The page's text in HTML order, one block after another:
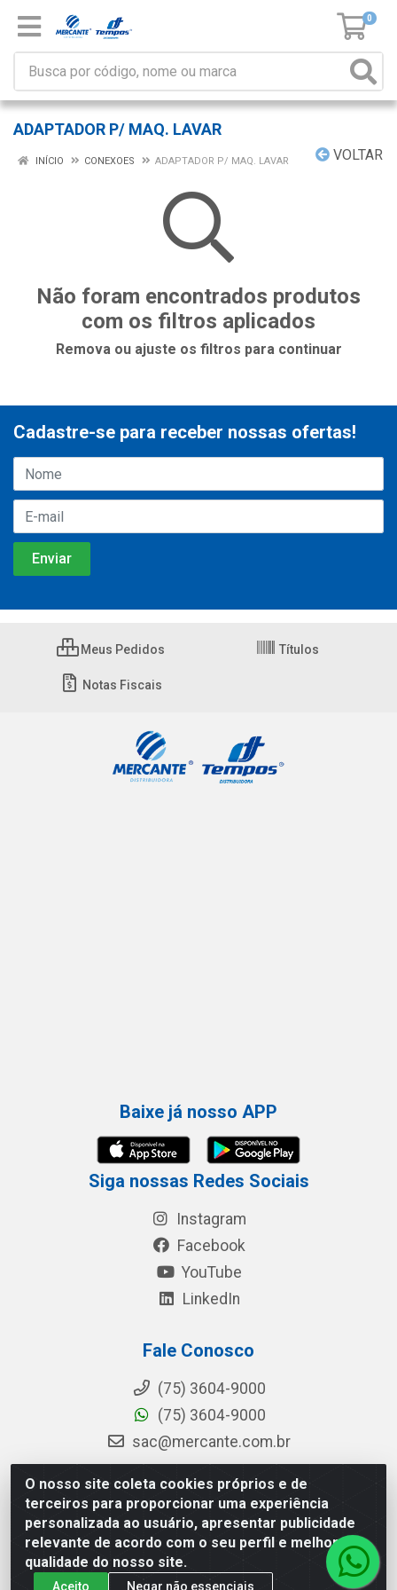
0
ADAPTADOR P/ MAQ. LAVAR
VOLTAR
INÍCIO CONEXOES ADAPTADOR P/ MAQ. LAVAR
Não foram encontrados produtos
com os filtros aplicados
Remova ou ajuste os filtros para continuar
O nosso site coleta cookies próprios e de
terceiros para proporcionar uma experiência
personalizada ao usuário, apresentar publicidade
relevante de acordo com o seu perfil e melhorar a
qualidade do nosso site.
Aceito Negar não essenciais
Cadastre-se para receber nossas ofertas!
Meus Pedidos Títulos
Notas Fiscais
Baixe já nosso APP
Siga nossas Redes Sociais
Instagram
Facebook
YouTube
LinkedIn
Fale Conosco
(75) 3604-9000
(75) 3604-9000
sac@mercante.com.br
Mercante Distribuidora - Rua Mercante, 699 - Aviário, Feira de
Santana/BA - CEP 44.096-218 - CNPJ 96.755.848/0001-08